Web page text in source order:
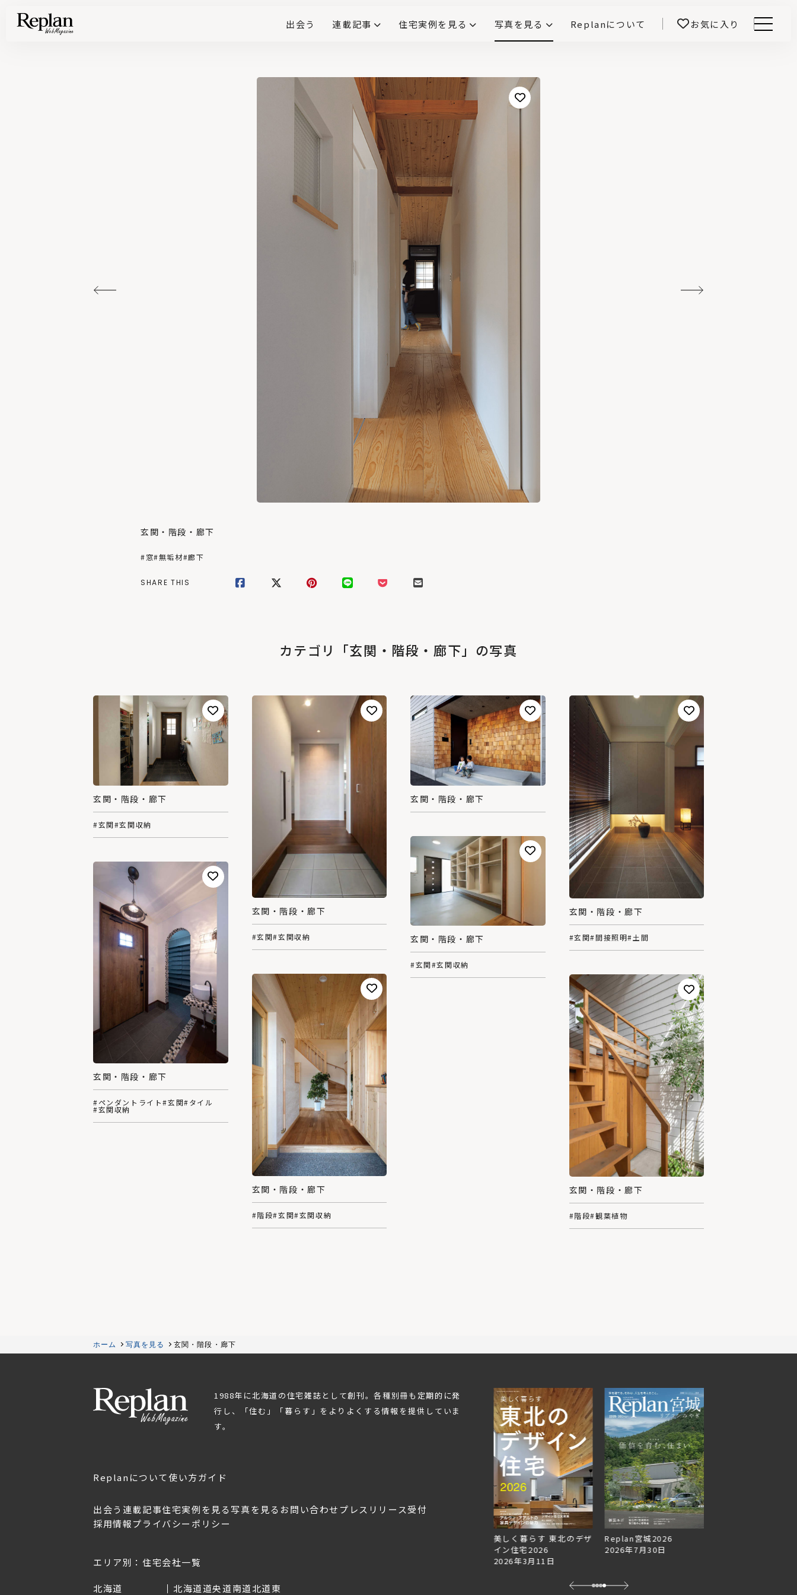
出会う 連載記事 住宅実例を見る 写真を見る Replanについて お気に入り
玄関・階段・廊下
#窓#無垢材#廊下
SHARE THIS
カテゴリ「玄関・階段・廊下」の写真
玄関・階段・廊下
#玄関#玄関収納
玄関・階段・廊下
#玄関#玄関収納
玄関・階段・廊下
玄関・階段・廊下
#玄関#間接照明#土間
玄関・階段・廊下
#玄関#玄関収納
玄関・階段・廊下
#ペンダントライト#玄関#タイル
#玄関収納
玄関・階段・廊下
#階段#玄関#玄関収納
玄関・階段・廊下
#階段#観葉植物
ホーム 写真を見る 玄関・階段・廊下
1988年に北海道の住宅雑誌として創刊。各種別冊も定期的に発
行し、「住む」「暮らす」をよりよくする情報を提供していま
す。
Replanについて使い方ガイド
出会う 連載記事住宅実例を見る写真を見る お問い合わせ プレスリリース受付
採用情報プライバシーポリシー
エリア別：住宅会社一覧
北海道 北海道道央道南道北道東
2026年3月11日
美しく暮らす 東北のデザ
イン住宅2026
2026年3月11日
Replan宮城2026
2026年7月30日